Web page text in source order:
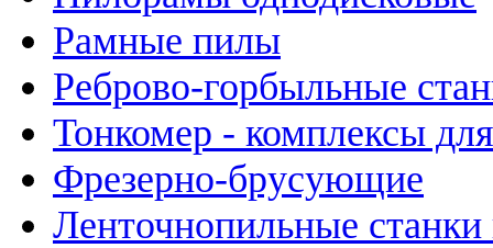
Рамные пилы
Реброво-горбыльные
Тонкомер - комплексы
Фрезерно-брусующие
Ленточнопильные станки